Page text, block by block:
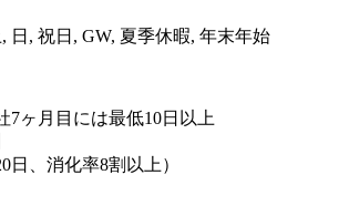
日, 祝日, GW, 夏季休暇, 年末年始
7ヶ月目には最低10日以上
日、消化率8割以上）